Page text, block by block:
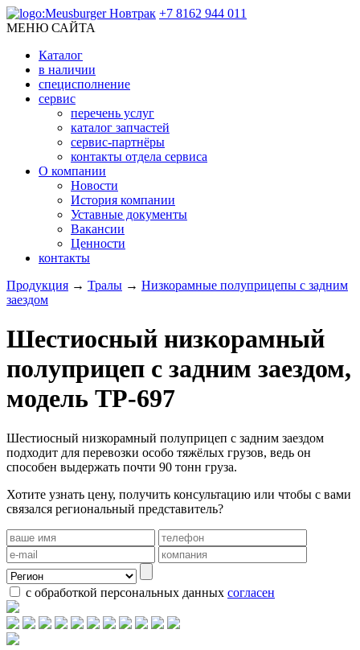
+7 8162 944 011
МЕНЮ САЙТА
Каталог
в наличии
специсполнение
сервис
перечень услуг
каталог запчастей
сервис-партнёры
контакты отдела сервиса
О компании
Новости
История компании
Уставные документы
Вакансии
Ценности
контакты
Продукция → Тралы → Низкорамные полуприцепы с задним
заездом
Шестиосный низкорамный
полуприцеп с задним заездом,
модель ТP-697
Шестиосный низкорамный полуприцеп с задним заездом
подходит для перевозки особо тяжёлых грузов, ведь он
способен выдержать почти 90 тонн груза.
Хотите узнать цену, получить консультацию или чтобы с вами
связался региональный представитель?
с обработкой персональных данных согласен